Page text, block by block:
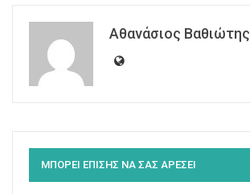
Αθανάσιος Βαθιώτης
ΜΠΟΡΕΙ ΕΠΙΣΗΣ ΝΑ ΣΑΣ ΑΡΕΣΕΙ